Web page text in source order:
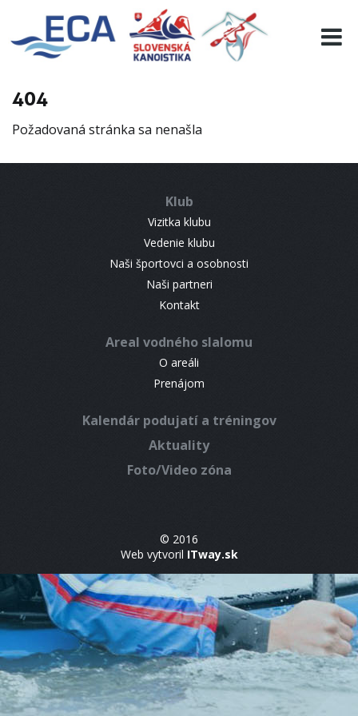
404
Požadovaná stránka sa nenašla
Klub
Vizitka klubu
Vedenie klubu
Naši športovci a osobnosti
Naši partneri
Kontakt
Areal vodného slalomu
O areáli
Prenájom
Kalendár podujatí a tréningov
Aktuality
Foto/Video zóna
© 2016
Web vytvoril ITway.sk
EURO 19
INFO
RESULTS
CONTACT